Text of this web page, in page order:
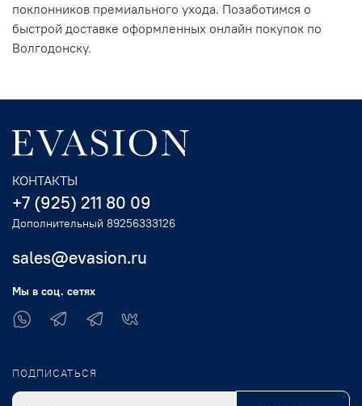
поклонников премиального ухода. Позаботимся о
быстрой доставке оформленных онлайн покупок по
Волгодонску.
КОНТАКТЫ
+7 (925) 211 80 09
Дополнительный 89256333126
sales@evasion.ru
Мы в соц. сетях
ПОДПИСАТЬСЯ